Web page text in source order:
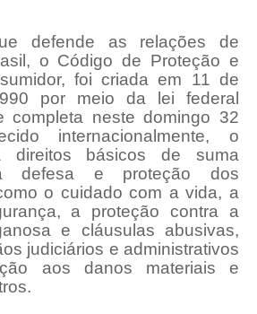
defende as relações de
o Código de Proteção e
foi criada em 11 de
por meio da lei federal
completa neste domingo 32
internacionalmente, o
direitos básicos de suma
defesa e proteção dos
o cuidado com a vida, a
a proteção contra a
e cláusulas abusivas,
judiciários e administrativos
aos danos materiais e